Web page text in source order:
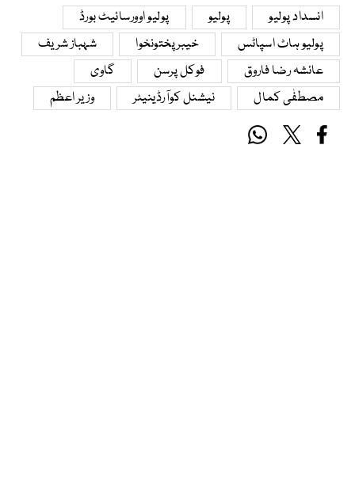
انسداد پولیو پولیو
پولیو اوورسائیٹ بورڈ
پولیو ہاٹ اسپاٹس
خیبرپختونخوا
شہباز شریف
عائشہ رضا فاروق
فوکل پرسن
گاوی
مصطفٰی کمال
نیشنل کوآرڈینیٹر وزیر اعظم